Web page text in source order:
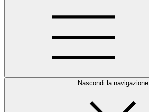
Nascondi la navigazione